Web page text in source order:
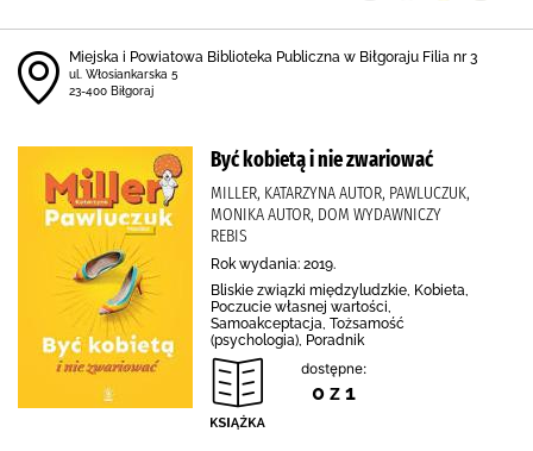
Miejska i Powiatowa Biblioteka Publiczna w Biłgoraju Filia nr 3
ul. Włosiankarska 5
23-400 Biłgoraj
Być kobietą i nie zwariować
MILLER, KATARZYNA AUTOR, PAWLUCZUK,
MONIKA AUTOR, DOM WYDAWNICZY
REBIS
Rok wydania: 2019.
Bliskie związki międzyludzkie, Kobieta,
Poczucie własnej wartości,
Samoakceptacja, Tożsamość
(psychologia), Poradnik
dostępne:
0 z 1